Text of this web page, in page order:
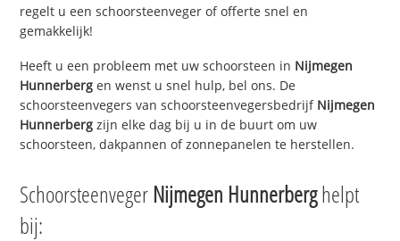
regelt u een schoorsteenveger of offerte snel en
gemakkelijk!
Heeft u een probleem met uw schoorsteen in Nijmegen
Hunnerberg en wenst u snel hulp, bel ons. De
schoorsteenvegers van schoorsteenvegersbedrijf Nijmegen
Hunnerberg zijn elke dag bij u in de buurt om uw
schoorsteen, dakpannen of zonnepanelen te herstellen.
Schoorsteenveger Nijmegen Hunnerberghelpt
bij: